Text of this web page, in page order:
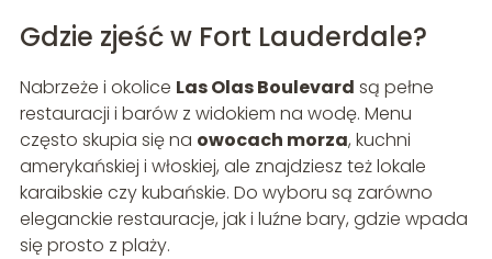
Gdzie zjeść w Fort Lauderdale?
Nabrzeże i okolice Las Olas Boulevard są pełne
restauracji i barów z widokiem na wodę. Menu
często skupia się na owocach morza, kuchni
amerykańskiej i włoskiej, ale znajdziesz też lokale
karaibskie czy kubańskie. Do wyboru są zarówno
eleganckie restauracje, jak i luźne bary, gdzie wpada
się prosto z plaży.